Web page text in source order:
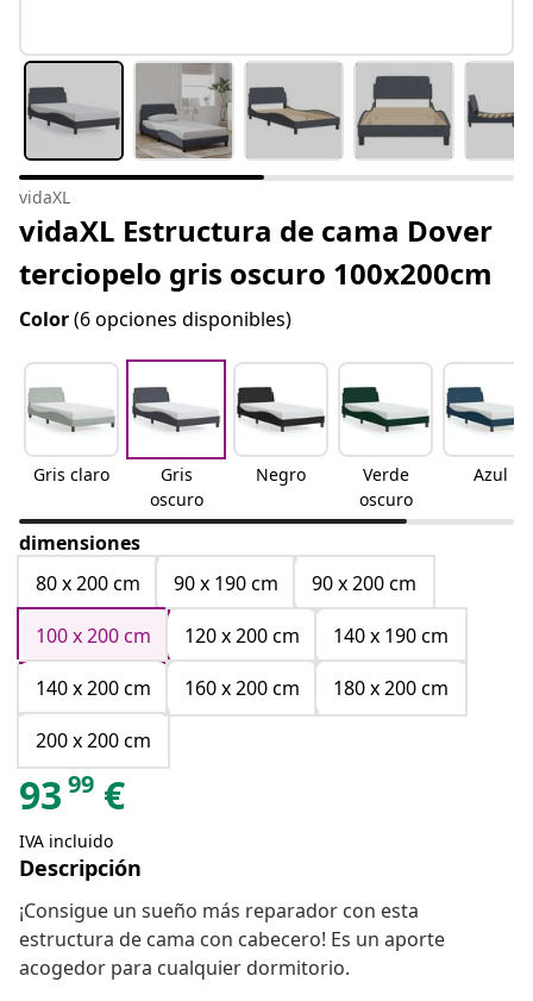
vidaXL
vidaXL Estructura de cama Dover
terciopelo gris oscuro 100x200cm
Color(6 opciones disponibles)
Gris claro
Gris
oscuro
Negro
Verde
oscuro
Azul
dimensiones
80 x 200 cm
90 x 190 cm
90 x 200 cm
100 x 200 cm
120 x 200 cm
140 x 190 cm
140 x 200 cm
160 x 200 cm
180 x 200 cm
200 x 200 cm
93 99 €
IVA incluido
Descripción
¡Consigue un sueño más reparador con esta
estructura de cama con cabecero! Es un aporte
acogedor para cualquier dormitorio.